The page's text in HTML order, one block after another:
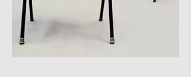
van een paar jaar geleden zijn
verdwenen. Wat overblijft is koeler,
eerlijker en doordachter: koel